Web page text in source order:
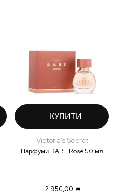
КУПИТИ
Victoria’s Secret
Парфуми BARE Rose 50 мл
2 950,00 ₴